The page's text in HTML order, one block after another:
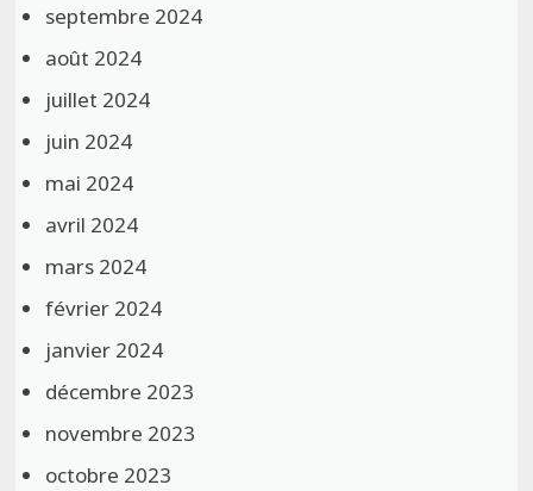
septembre 2024
août 2024
juillet 2024
juin 2024
mai 2024
avril 2024
mars 2024
février 2024
janvier 2024
décembre 2023
novembre 2023
octobre 2023